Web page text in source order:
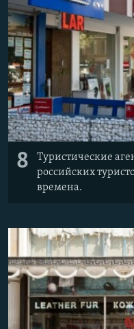
8
Туристические
российских
времена.